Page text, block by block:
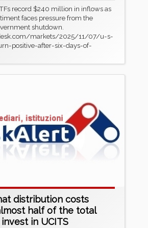
record $240 million in inflows as
faces pressure from the
shutdown.
markets/2025/11/07/u-s-
positive-after-six-days-of-
distribution costs
half of the total
in UCITS